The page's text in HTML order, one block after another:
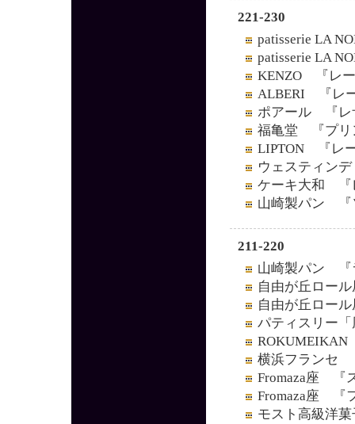
221-230
patisserie LA
patisserie LA
KENZO 『レ
ALBERI 『レ
ポアール 『レ
福亀堂 『プリ
LIPTON 『レ
ウェスティン
ケーキ大和 『
山崎製パン 『
211-220
山崎製パン 『
自由が丘ロー
自由が丘ロー
パティスリー
横浜フランセ
Fromaza座 『
Fromaza座 『
モスト高級洋